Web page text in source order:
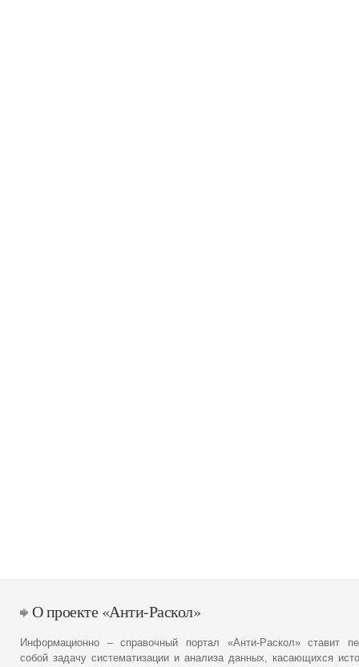
О проекте «Анти-Раскол»
Информационно – справочный портал «Анти-Раскол» ставит
собой задачу систематизации и анализа данных, касающихся